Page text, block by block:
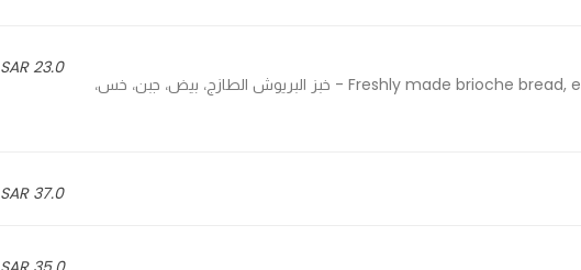
23.0 SAR
Freshly made brioche bread, egg, cheese, lettuce, tomato and truffle oil - خبز البريوش الطازج، بيض، جبن، خس،
37.0 SAR